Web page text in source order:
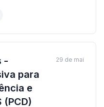
-
para
e
(PCD)
29 de mai